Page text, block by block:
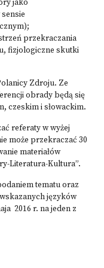
jako
przekraczania
fizjologiczne skutki
Zdroju. Ze
obrady będą się
czeskim i słowackim.
referaty w wyżej
może przekraczać 30
materiałów
Literatura-Kultura”.
tematu oraz
języków
2016 r. na jeden z